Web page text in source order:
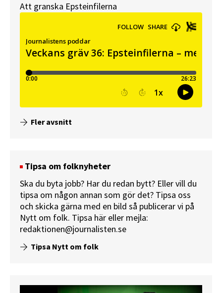
Att granska Epsteinfilerna
Fler avsnitt
Tipsa om folknyheter
Ska du byta jobb? Har du redan bytt? Eller vill du
tipsa om någon annan som gör det? Tipsa oss
och skicka gärna med en bild så publicerar vi på
Nytt om folk. Tipsa här eller mejla:
redaktionen@journalisten.se
Tipsa Nytt om folk